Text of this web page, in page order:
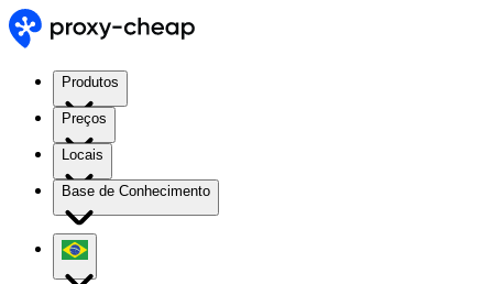
Produtos
Preços
Locais
Base de Conhecimento